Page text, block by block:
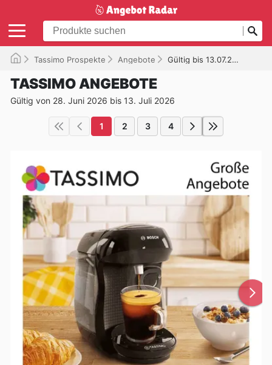
Tassimo Prospekte Angebote Gültig bis 13.07.2026
TASSIMO ANGEBOTE
Gültig von 28. Juni 2026 bis 13. Juli 2026
1 2 3 4